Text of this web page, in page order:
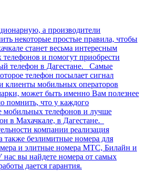
а производители
некоторые простые правила, чтобы
станет весьма интересным
и помогут приобрести
телефон в Дагестане. Самые
телефон посылает сигнал
клиенты мобильных операторов
может быть именно Вам полезнее
помнить, что у каждого
мобильных телефонов и лучше
в Махачкале, в Дагестане.
компании реализация
безлимитные номера для
и элитные номера МТС, Билайн и
вы найдете номера от самых
дается гарантия.